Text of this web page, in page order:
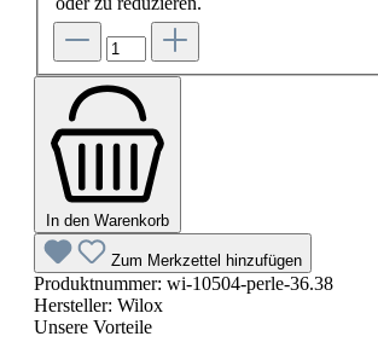
In den Warenkorb
Zum Merkzettel hinzufügen
Produktnummer: wi-10504-perle-36.38
Hersteller: Wilox
Unsere Vorteile